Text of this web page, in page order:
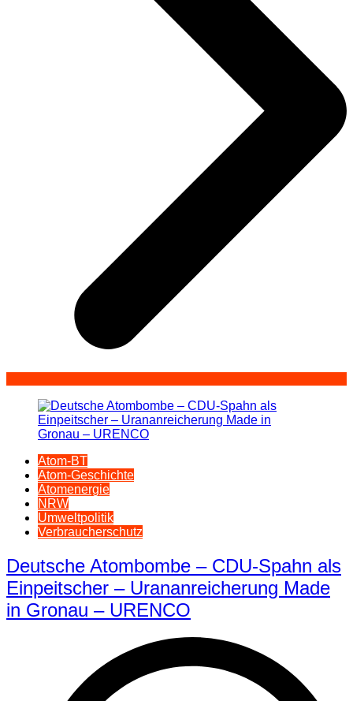
Atom-BT
Atom-Geschichte
Atomenergie
NRW
Umweltpolitik
Verbraucherschutz
Deutsche Atombombe – CDU-Spahn als
Einpeitscher – Urananreicherung Made
in Gronau – URENCO